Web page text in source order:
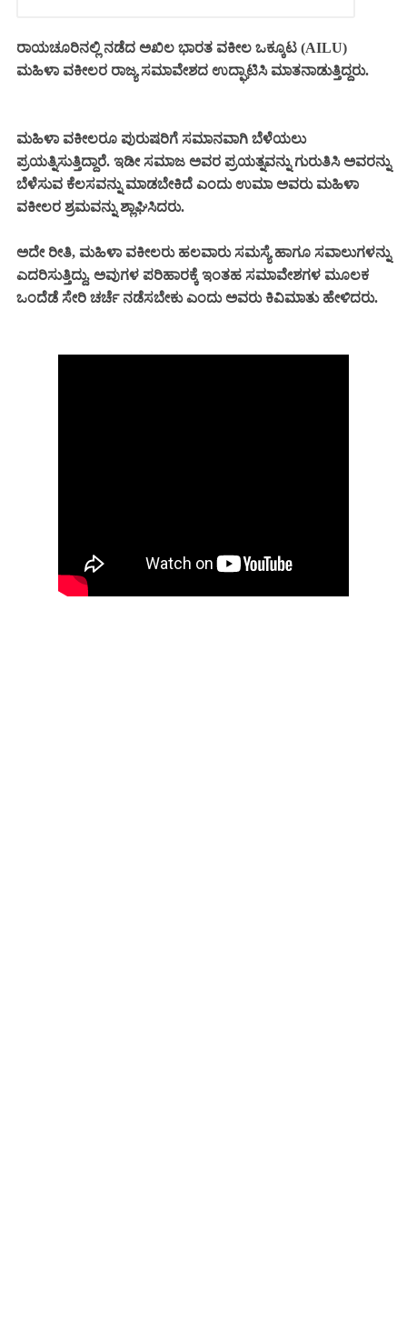
ರಾಯಚೂರಿನಲ್ಲಿ ನಡೆದ ಅಖಿಲ ಭಾರತ ವಕೀಲ ಒಕ್ಕೂಟ (AILU)
ಮಹಿಳಾ ವಕೀಲರ ರಾಜ್ಯ ಸಮಾವೇಶದ ಉದ್ಘಾಟಿಸಿ ಮಾತನಾಡುತ್ತಿದ್ದರು.
ಮಹಿಳಾ ವಕೀಲರೂ ಪುರುಷರಿಗೆ ಸಮಾನವಾಗಿ ಬೆಳೆಯಲು
ಪ್ರಯತ್ನಿಸುತ್ತಿದ್ದಾರೆ. ಇಡೀ ಸಮಾಜ ಅವರ ಪ್ರಯತ್ನವನ್ನು ಗುರುತಿಸಿ ಅವರನ್ನು
ಬೆಳೆಸುವ ಕೆಲಸವನ್ನು ಮಾಡಬೇಕಿದೆ ಎಂದು ಉಮಾ ಅವರು ಮಹಿಳಾ
ವಕೀಲರ ಶ್ರಮವನ್ನು ಶ್ಲಾಘಿಸಿದರು.
ಅದೇ ರೀತಿ, ಮಹಿಳಾ ವಕೀಲರು ಹಲವಾರು ಸಮಸ್ಯೆ ಹಾಗೂ ಸವಾಲುಗಳನ್ನು
ಎದರಿಸುತ್ತಿದ್ದು, ಅವುಗಳ ಪರಿಹಾರಕ್ಕೆ ಇಂತಹ ಸಮಾವೇಶಗಳ ಮೂಲಕ
ಒಂದೆಡೆ ಸೇರಿ ಚರ್ಚೆ ನಡೆಸಬೇಕು ಎಂದು ಅವರು ಕಿವಿಮಾತು ಹೇಳಿದರು.